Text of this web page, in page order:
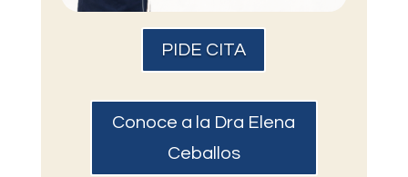
PIDE CITA
Conoce a la Dra Elena
Ceballos